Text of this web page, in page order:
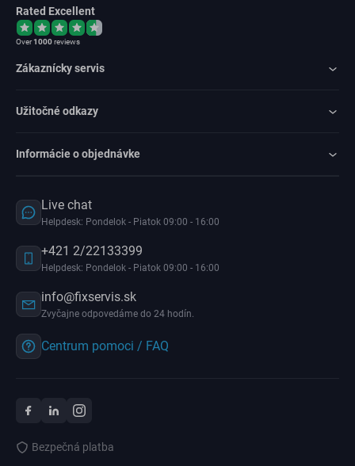
Rated Excellent
Over1000reviews
Zákaznícky servis
Užitočné odkazy
Informácie o objednávke
Live chat
Helpdesk: Pondelok - Piatok 09:00 - 16:00
+421 2/22133399
Helpdesk: Pondelok - Piatok 09:00 - 16:00
info@fixservis.sk
Zvyčajne odpovedáme do 24 hodín.
Centrum pomoci / FAQ
Bezpečná platba